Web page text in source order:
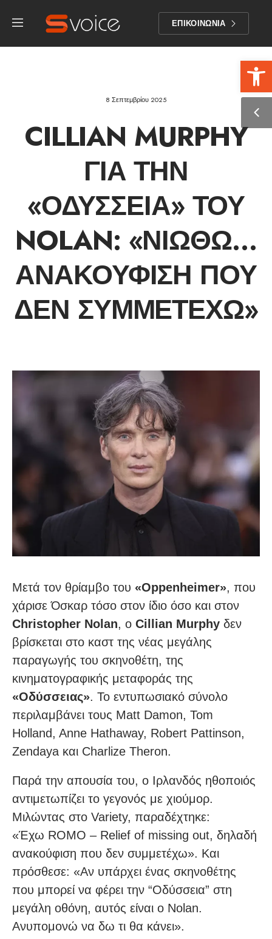
ΕΠΙΚΟΙΝΩΝΙΑ
8 Σεπτεμβρίου 2025
CILLIAN MURPHY
ΓΙΑ ΤΗΝ
«ΟΔΎΣΣΕΙΑ» ΤΟΥ
NOLAN: «ΝΙΏΘΩ…
ΑΝΑΚΟΎΦΙΣΗ ΠΟΥ
ΔΕΝ ΣΥΜΜΕΤΈΧΩ»
Μετά τον θρίαμβο του «Oppenheimer», που
χάρισε Όσκαρ τόσο στον ίδιο όσο και στον
Christopher Nolan, ο Cillian Murphy δεν
βρίσκεται στο καστ της νέας μεγάλης
παραγωγής του σκηνοθέτη, της
κινηματογραφικής μεταφοράς της
«Οδύσσειας». Το εντυπωσιακό σύνολο
περιλαμβάνει τους Matt Damon, Tom
Holland, Anne Hathaway, Robert Pattinson,
Zendaya και Charlize Theron.
Παρά την απουσία του, ο Ιρλανδός ηθοποιός
αντιμετωπίζει το γεγονός με χιούμορ.
Μιλώντας στο Variety, παραδέχτηκε:
«Έχω ROMO – Relief of missing out, δηλαδή
ανακούφιση που δεν συμμετέχω». Και
πρόσθεσε: «Αν υπάρχει ένας σκηνοθέτης
που μπορεί να φέρει την “Οδύσσεια” στη
μεγάλη οθόνη, αυτός είναι ο Nolan.
Ανυπομονώ να δω τι θα κάνει».